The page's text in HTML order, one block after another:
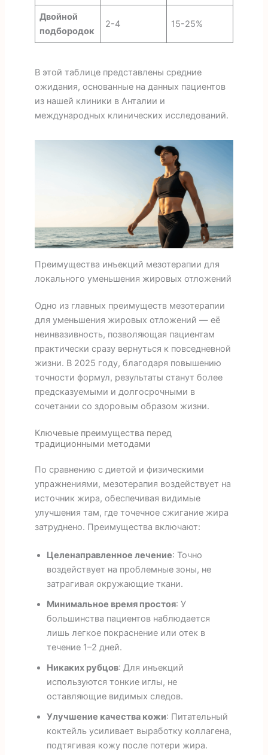
Двойной
подбородок
2-4 15-25%
В этой таблице представлены средние
ожидания, основанные на данных пациентов
из нашей клиники в Анталии и
международных клинических исследований.
Преимущества инъекций мезотерапии для
локального уменьшения жировых отложений
Одно из главных преимуществ мезотерапии
для уменьшения жировых отложений — её
неинвазивность, позволяющая пациентам
практически сразу вернуться к повседневной
жизни. В 2025 году, благодаря повышению
точности формул, результаты станут более
предсказуемыми и долгосрочными в
сочетании со здоровым образом жизни.
Ключевые преимущества перед
традиционными методами
По сравнению с диетой и физическими
упражнениями, мезотерапия воздействует на
источник жира, обеспечивая видимые
улучшения там, где точечное сжигание жира
затруднено. Преимущества включают:
Целенаправленное лечение: Точно
воздействует на проблемные зоны, не
затрагивая окружающие ткани.
Минимальное время простоя: У
большинства пациентов наблюдается
лишь легкое покраснение или отек в
течение 1–2 дней.
Никаких рубцов: Для инъекций
используются тонкие иглы, не
оставляющие видимых следов.
Улучшение качества кожи: Питательный
коктейль усиливает выработку коллагена,
подтягивая кожу после потери жира.